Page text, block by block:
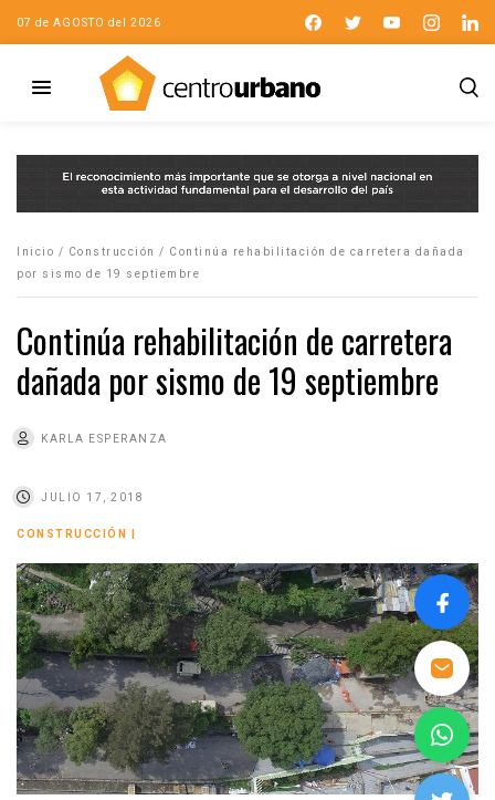
07 de AGOSTO del 2026
Inicio / Construcción / Continúa rehabilitación de carretera dañada
por sismo de 19 septiembre
Continúa rehabilitación de carretera
dañada por sismo de 19 septiembre
KARLA ESPERANZA
JULIO 17, 2018
CONSTRUCCIÓN